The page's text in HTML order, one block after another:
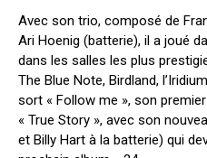
Avec son trio, composé de
Ari Hoenig (batterie), il a joué
dans les salles les plus
The Blue Note, Birdland,
sort « Follow me », son
« True Story », avec son
et Billy Hart à la batterie) qui